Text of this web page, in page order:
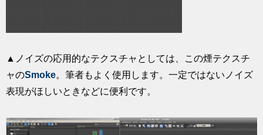
▲ノイズの応用的なテクスチャとしては、この煙テクスチ
ャのSmoke。筆者もよく使用します。一定ではないノイズ
表現がほしいときなどに便利です。